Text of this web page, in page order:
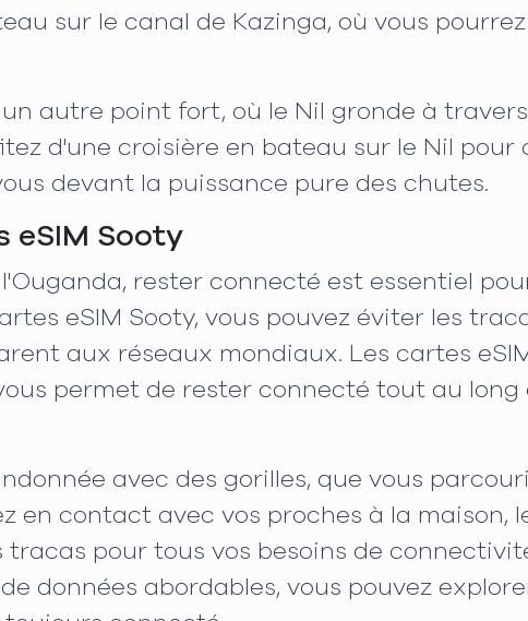
sur le canal de Kazinga, où vous
autre point fort, où le Nil gronde à
d'une croisière en bateau sur le Nil pour
devant la puissance pure des chutes.
eSIM Sooty
rester connecté est essentiel
eSIM Sooty, vous pouvez éviter les
aux réseaux mondiaux. Les cartes
permet de rester connecté tout au
avec des gorilles, que vous
en contact avec vos proches à la maison,
pour tous vos besoins de
données abordables, vous pouvez